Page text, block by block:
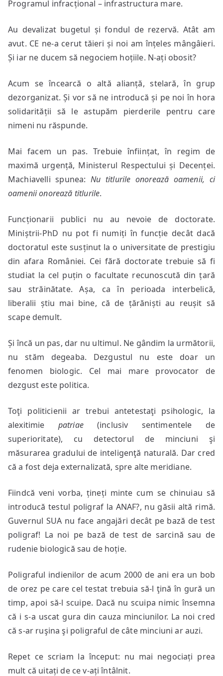
Programul infracțional – infrastructura mare.
Au devalizat bugetul și fondul de rezervă. Atât am
avut. CE ne-a cerut tăieri și noi am înțeles mângâieri.
Și iar ne ducem să negociem hoțiile. N-ați obosit?
Acum se încearcă o altă alianță, stelară, în grup
dezorganizat. Și vor să ne introducă și pe noi în hora
solidarității să le astupăm pierderile pentru care
nimeni nu răspunde.
Mai facem un pas. Trebuie înființat, în regim de
maximă urgență, Ministerul Respectului și Decenței.
Machiavelli spunea:Nu titlurile onorează oamenii, ci
oamenii onorează titlurile.
Funcționarii publici nu au nevoie de doctorate.
Miniștrii-PhD nu pot fi numiți în funcție decât dacă
doctoratul este susținut la o universitate de prestigiu
din afara României. Cei fără doctorate trebuie să fi
studiat la cel puțin o facultate recunoscută din țară
sau străinătate. Așa, ca în perioada interbelică,
liberalii știu mai bine, că de țărăniști au reușit să
scape demult.
Și încă un pas, dar nu ultimul. Ne gândim la următorii,
nu stăm degeaba. Dezgustul nu este doar un
fenomen biologic. Cel mai mare provocator de
dezgust este politica.
Toţi politicienii ar trebui antetestaţi psihologic, la
alexitimie patriae(inclusiv sentimentele de
superioritate), cu detectorul de minciuni şi
măsurarea gradului de inteligenţă naturală. Dar cred
că a fost deja externalizată, spre alte meridiane.
Fiindcă veni vorba, țineți minte cum se chinuiau să
introducă testul poligraf la ANAF?, nu găsii altă rimă.
Guvernul SUA nu face angajări decât pe bază de test
poligraf! La noi pe bază de test de sarcină sau de
rudenie biologică sau de hoție.
Poligraful indienilor de acum 2000 de ani era un bob
de orez pe care cel testat trebuia să-l ţină în gură un
timp, apoi să-l scuipe. Dacă nu scuipa nimic însemna
că i s-a uscat gura din cauza minciunilor. La noi cred
că s-ar ruşina şi poligraful de câte minciuni ar auzi.
Repet ce scriam la început: nu mai negociați prea
mult că uitați de ce v-ați întâlnit.